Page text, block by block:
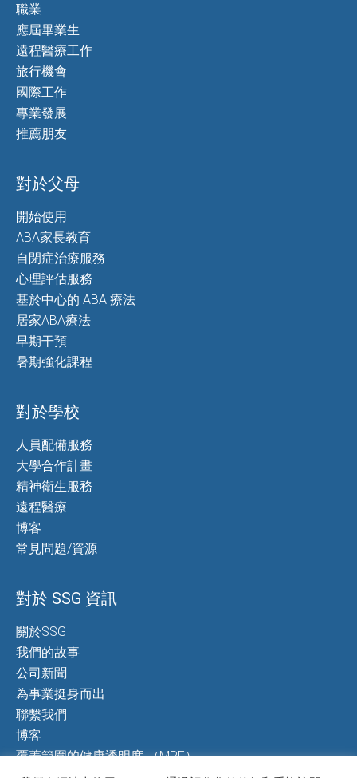
職業
應屆畢業生
遠程醫療工作
旅行機會
國際工作
專業發展
推薦朋友
對於父母
開始使用
ABA家長教育
自閉症治療服務
心理評估服務
基於中心的 ABA 療法
居家ABA療法
早期干預
暑期強化課程
對於學校
人員配備服務
大學合作計畫
精神衛生服務
遠程醫療
博客
常見問題/資源
對於 SSG 資訊
關於SSG
我們的故事
公司新聞
為事業挺身而出
聯繫我們
博客
覆蓋範圍的健康透明度 （MRF）